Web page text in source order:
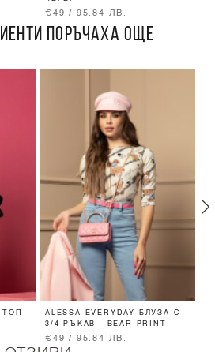
€49 / 95.84 ЛВ.
ПОРЪЧАХА ОЩЕ
ТОП -
ALESSA EVERYDAY БЛУЗА С
3/4 РЪКАВ - BEAR PRINT
€49 / 95.84 ЛВ.